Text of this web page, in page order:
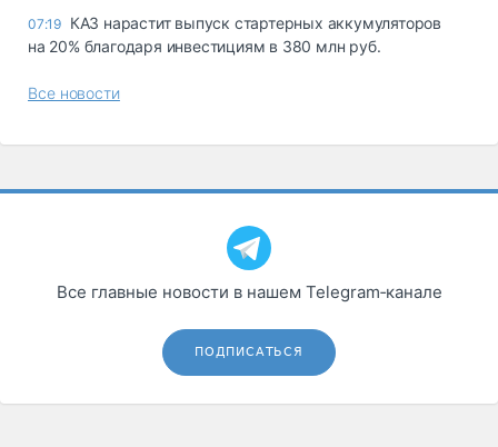
07:19 КАЗ нарастит выпуск стартерных аккумуляторов
на 20% благодаря инвестициям в 380 млн руб.
Все новости
Все главные новости в нашем Telegram‑канале
ПОДПИСАТЬСЯ